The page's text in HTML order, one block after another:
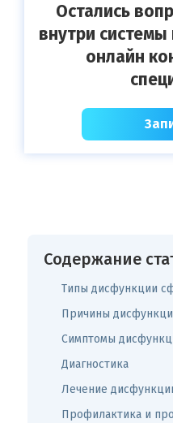
Остались
внутри
онлайн
Содержание
Типы дисфункции
Причины
Симптомы
Диагностика
Лечение
Профилактика и